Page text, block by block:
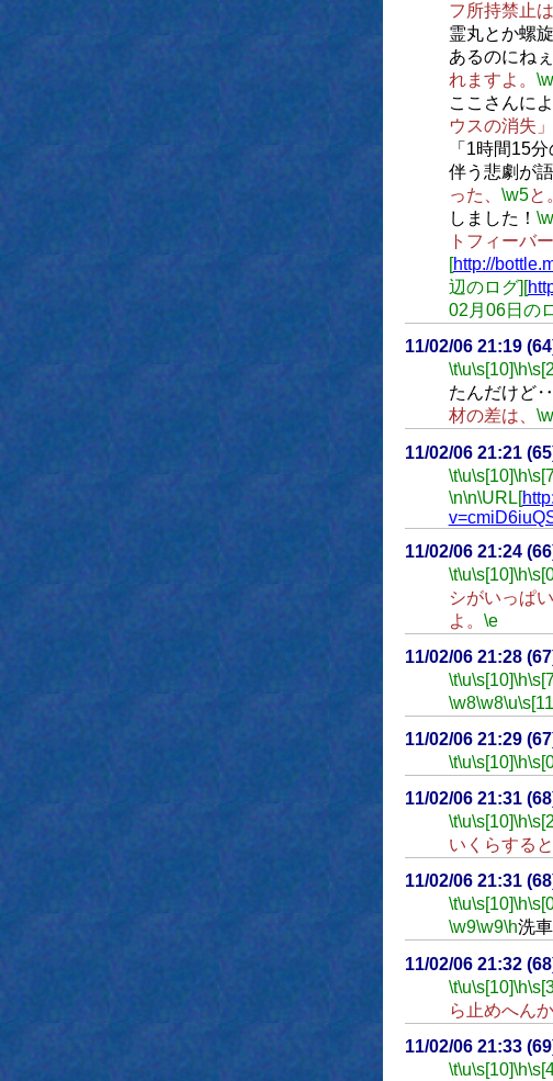
フ所持禁止は
霊丸とか螺
あるのにねぇ
れますよ。
ここさんに
ウスの消失
「1時間15
伴う悲劇が
った、 \w5と
しました！
トフィーバ
[http://
辺のログ][
02月06日の
11/02/06 21:19
\t\u\s[10]\h
たんだけど‥
材の差は、
11/02/06 21:21
\t\u\s[10]\h
\n\n\URL[
11/02/06 21:24
\t\u\s[10]\h
シがいっぱ
よ。 \e
11/02/06 21:28
\t\u\s[10]\h
\w8\w8\u
11/02/06 21:29
\t\u\s[10]\h
11/02/06 21:31
\t\u\s[10]\h
いくらする
11/02/06 21:31
\t\u\s[10] \h
\w9\w9\h洗
11/02/06 21:32
\t\u\s[10]\h
ら止めへん
11/02/06 21:33
\t\u\s[10]\h